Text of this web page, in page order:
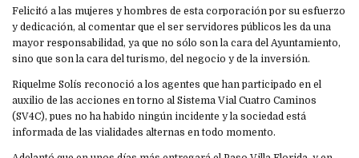
Felicitó a las mujeres y hombres de esta corporación por su esfuerzo
y dedicación, al comentar que el ser servidores públicos les da una
mayor responsabilidad, ya que no sólo son la cara del Ayuntamiento,
sino que son la cara del turismo, del negocio y de la inversión.
Riquelme Solís reconoció a los agentes que han participado en el
auxilio de las acciones en torno al Sistema Vial Cuatro Caminos
(SV4C), pues no ha habido ningún incidente y la sociedad está
informada de las vialidades alternas en todo momento.